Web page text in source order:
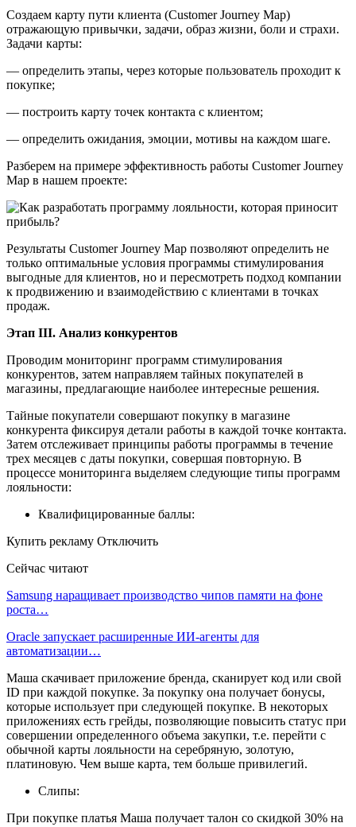
Создаем карту пути клиента (Customer Journey Map)
отражающую привычки, задачи, образ жизни, боли и страхи.
Задачи карты:
— определить этапы, через которые пользователь проходит к
покупке;
— построить карту точек контакта с клиентом;
— определить ожидания, эмоции, мотивы на каждом шаге.
Разберем на примере эффективность работы Customer Journey
Map в нашем проекте:
Результаты Customer Journey Map позволяют определить не
только оптимальные условия программы стимулирования
выгодные для клиентов, но и пересмотреть подход компании
к продвижению и взаимодействию с клиентами в точках
продаж.
Этап III. Анализ конкурентов
Проводим мониторинг программ стимулирования
конкурентов, затем направляем тайных покупателей в
магазины, предлагающие наиболее интересные решения.
Тайные покупатели совершают покупку в магазине
конкурента фиксируя детали работы в каждой точке контакта.
Затем отслеживает принципы работы программы в течение
трех месяцев с даты покупки, совершая повторную. В
процессе мониторинга выделяем следующие типы программ
лояльности:
Квалифицированные баллы:
Купить рекламу Отключить
Сейчас читают
Samsung наращивает производство чипов памяти на фоне
роста…
Oracle запускает расширенные ИИ‑агенты для
автоматизации…
Маша скачивает приложение бренда, сканирует код или свой
ID при каждой покупке. За покупку она получает бонусы,
которые использует при следующей покупке. В некоторых
приложениях есть грейды, позволяющие повысить статус при
совершении определенного объема закупки, т.е. перейти с
обычной карты лояльности на серебряную, золотую,
платиновую. Чем выше карта, тем больше привилегий.
Слипы:
При покупке платья Маша получает талон со скидкой 30% на